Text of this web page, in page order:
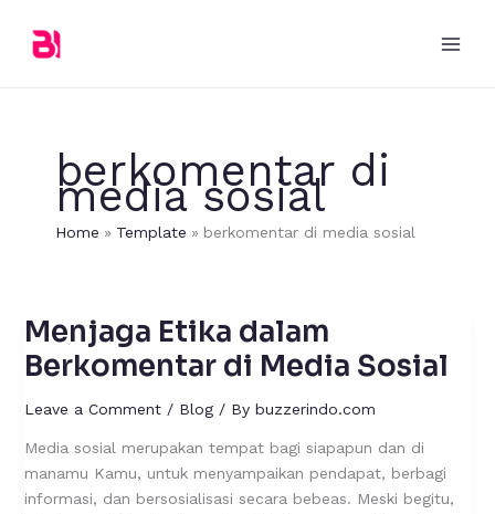
content
berkomentar di
media sosial
Home Template berkomentar di media sosial
Menjaga Etika dalam
Berkomentar di Media Sosial
Leave a Comment / Blog/ By buzzerindo.com
Media sosial merupakan tempat bagi siapapun dan di
manamu Kamu, untuk menyampaikan pendapat, berbagi
informasi, dan bersosialisasi secara bebeas. Meski begitu,
Menjaga
Etika
dalam
Berkomentar
Media
Sosial